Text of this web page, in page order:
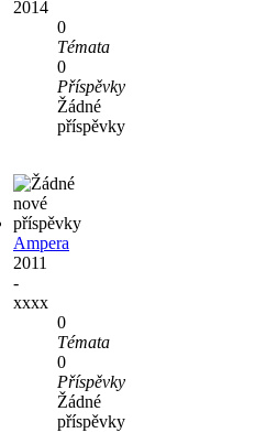
2014
0
Témata
0
Příspěvky
Žádné
příspěvky
Ampera
2011
-
xxxx
0
Témata
0
Příspěvky
Žádné
příspěvky